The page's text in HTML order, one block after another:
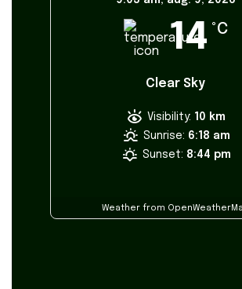
14 °C
Clear Sky
Visibility: 10 km
Sunrise: 6:18 am
Sunset: 8:44 pm
Weather from